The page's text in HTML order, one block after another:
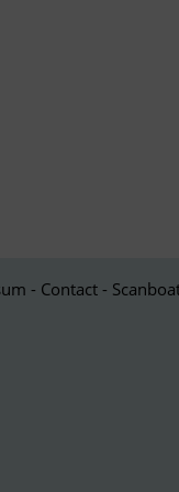
- Contact -